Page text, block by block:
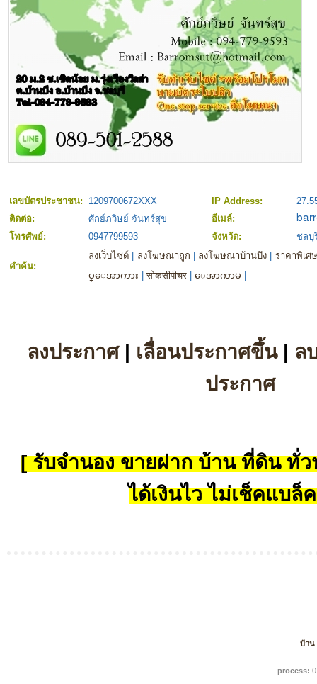
เลขบัตรประชาชน: 1209700672XXX IP Address:
ติดต่อ:
ศักย์ภวิษย์ จันทร์สุข
อีเมล์:
โทรศัพย์:
0947799593 จังหวัด: ชลบุ
คำค้น:
ลงเว็บไซต์ ลงโฆษณาถูก ลงโฆษณาบ้านบึง
ราคาพิเศษ
ပ္​​ေအာကား |सोकसीपीचर ေအာကာမ
ลงประกาศ| เลื่อนประกาศขึ้น| ล
ประกาศ
[ รับจำนอง ขายฝาก บ้าน ที่ดิน ทั่ว
ได้เงินไว ไม่เช็คแบล็
บ้าน
process: